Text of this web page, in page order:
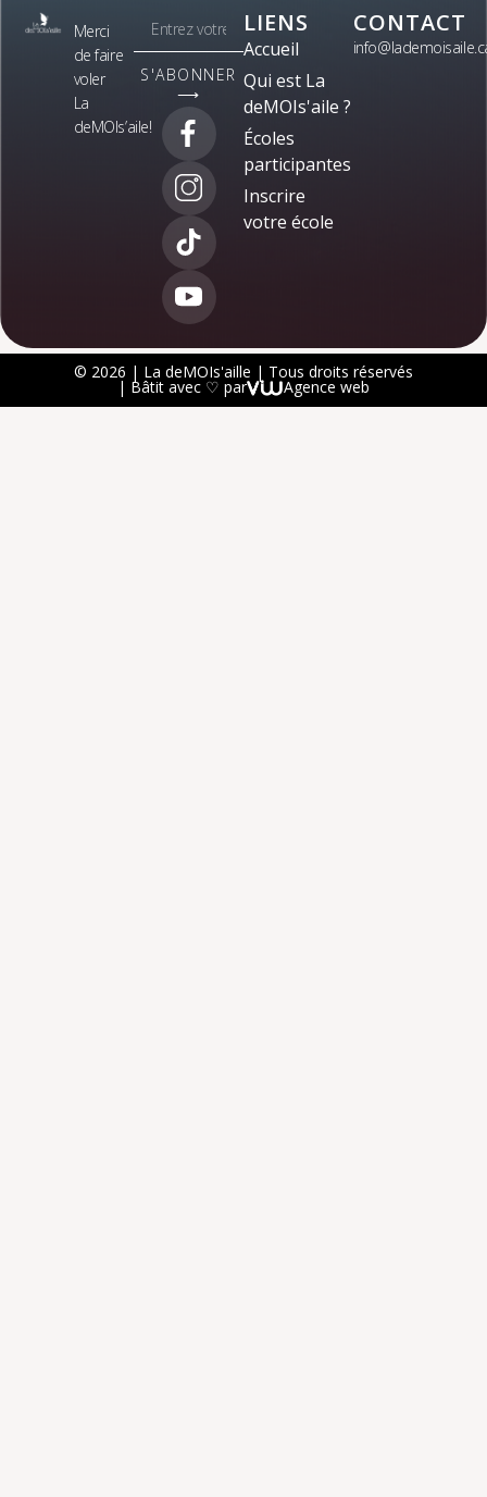
Merci
de faire
voler
La
deMOIs’aile!
S'ABONNER
⟶
LIENS
Accueil
Qui est La
deMOIs'aile ?
Écoles
participantes
Inscrire
votre école
CONTACT
© 2026 | La deMOIs'aille | Tous droits réservés
| Bâtit avec ♡ par Agence web